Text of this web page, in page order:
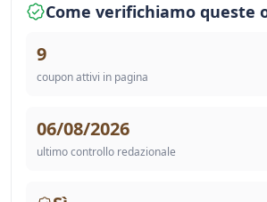
Come verifichiamo queste
9
coupon attivi in pagina
06/08/2026
ultimo controllo redazionale